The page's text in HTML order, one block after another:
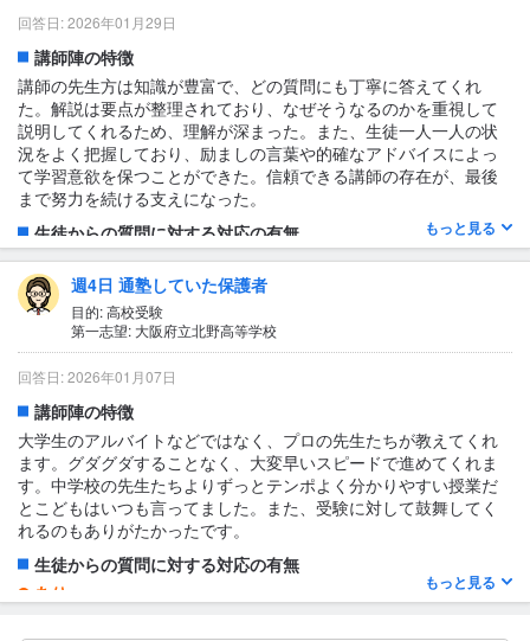
はじめに毎回小テストがある。点数が悪いと残されるという噂。
その後にすごいスピードで授業がすすめられる。雰囲気はとにか
く真面目。みんな志が高いので、邪魔をする生徒はいない。レベ
ルの高い授業にもみんな食らいつくのでお互いが高め合える。
テキスト・教材について
独自のテキストや問題集を買わされる。高い。
回答日: 2026年01月29日
講師陣の特徴
講師の先生方は知識が豊富で、どの質問にも丁寧に答えてくれ
た。解説は要点が整理されており、なぜそうなるのかを重視して
説明してくれるため、理解が深まった。また、生徒一人一人の状
況をよく把握しており、励ましの言葉や的確なアドバイスによっ
て学習意欲を保つことができた。信頼できる講師の存在が、最後
まで努力を続ける支えになった。
生徒からの質問に対する対応の有無
なし
1日あたりの授業時間について
1〜2時間
授業の形式・流れ・雰囲気
授業は解説と演習をバランスよく組み合わせた形式で進み、理解
した内容をすぐに実践できる流れになっていた。分からない点は
その場で質問しやすく、講師が丁寧に対応してくれる雰囲気があ
った。また、教室全体が落ち着いており、集中して学習に取り組
める環境が整っていたため、毎回前向きな気持ちで授業に参加で
きた。
テキスト・教材について
少し難しい
もっと見る
週4日 通塾していた保護者
目的: 高校受験
第一志望: 大阪府立北野高等学校
回答日: 2026年01月07日
講師陣の特徴
大学生のアルバイトなどではなく、プロの先生たちが教えてくれ
ます。グダグダすることなく、大変早いスピードで進めてくれま
す。中学校の先生たちよりずっとテンポよく分かりやすい授業だ
とこどもはいつも言ってました。また、受験に対して鼓舞してく
れるのもありがたかったです。
生徒からの質問に対する対応の有無
あり
もっと見る